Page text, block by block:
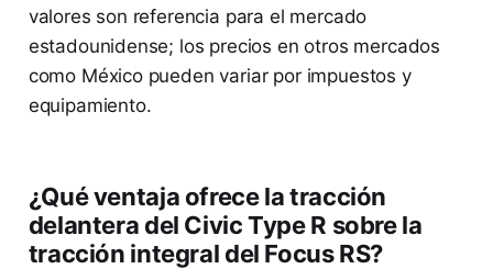
valores son referencia para el mercado
estadounidense; los precios en otros mercados
como México pueden variar por impuestos y
equipamiento.
¿Qué ventaja ofrece la tracción
delantera del Civic Type R sobre la
tracción integral del Focus RS?